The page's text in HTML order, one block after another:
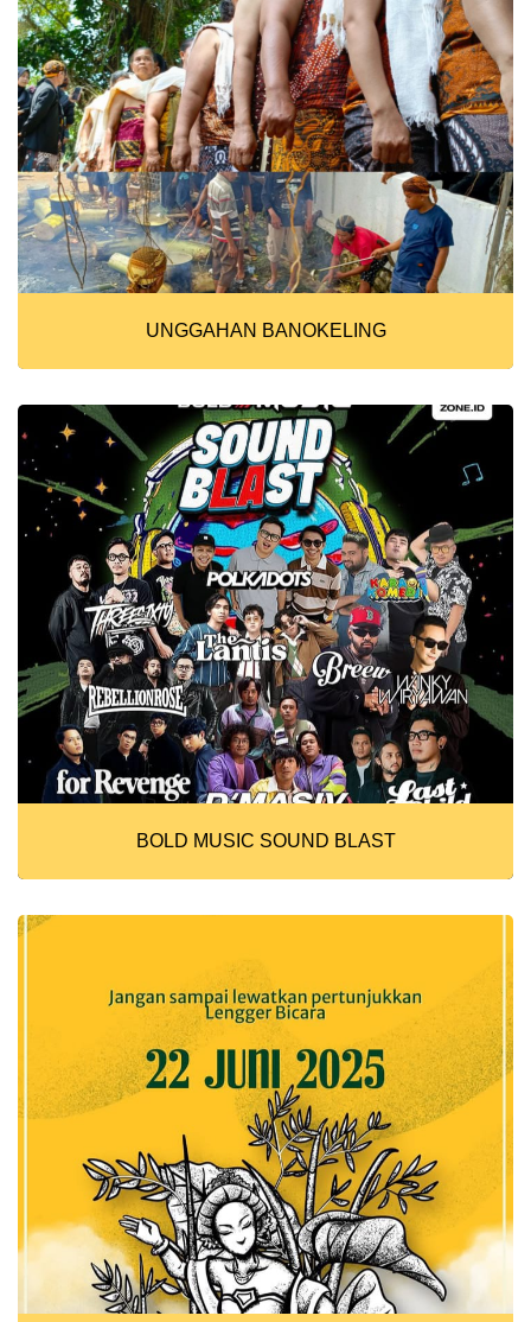
UNGGAHAN BANOKELING
BOLD MUSIC SOUND BLAST